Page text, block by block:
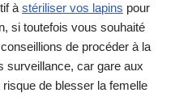
à stériliser vos lapins pour
si toutefois vous souhaité
de procéder à la
surveillance, car gare aux
de blesser la femelle